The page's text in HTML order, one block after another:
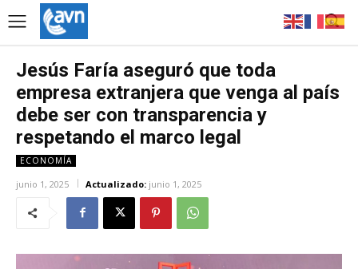
Jesús Faría aseguró que toda
empresa extranjera que venga al país
debe ser con transparencia y
respetando el marco legal
ECONOMÍA
junio 1, 2025 Actualizado: junio 1, 2025